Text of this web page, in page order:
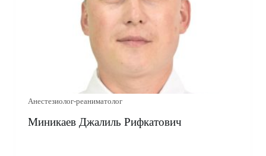
Анестезиолог-реаниматолог
Миникаев Джалиль Рифкатович